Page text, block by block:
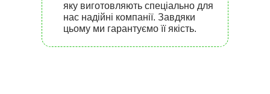
яку виготовляють спеціально для
нас надійні компанії. Завдяки
цьому ми гарантуємо її якість.